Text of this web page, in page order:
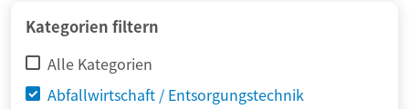
Kategorien filtern
Alle Kategorien
Abfallwirtschaft / Entsorgungstechnik